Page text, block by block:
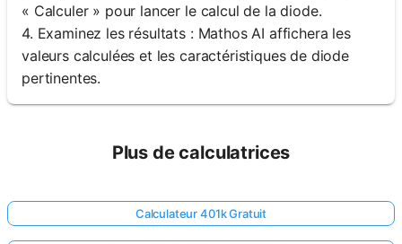
« Calculer » pour lancer le calcul de la diode.
4. Examinez les résultats : Mathos AI affichera les
valeurs calculées et les caractéristiques de diode
pertinentes.
Plus de calculatrices
Calculateur 401k Gratuit